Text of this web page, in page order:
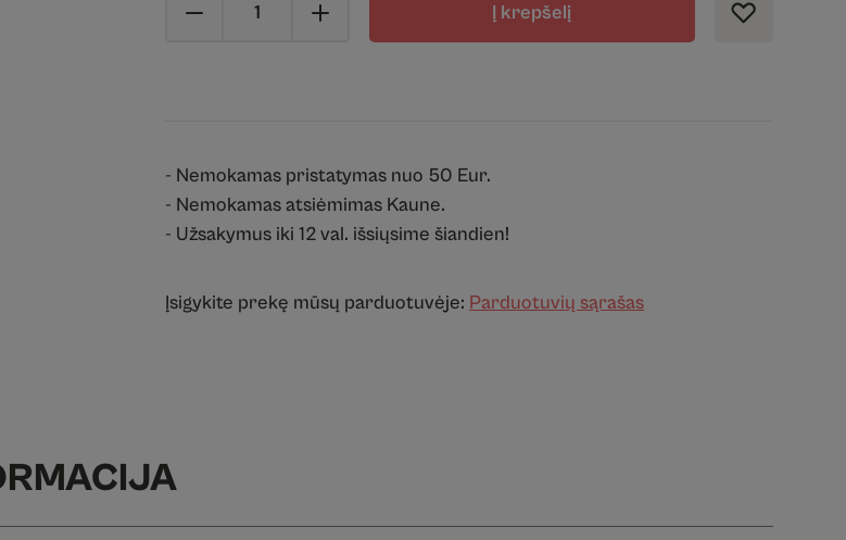
Į krepšelį
- Nemokamas pristatymas nuo 50 Eur.
- Nemokamas atsiėmimas Kaune.
- Užsakymus iki 12 val. išsiųsime šiandien!
Įsigykite prekę mūsų parduotuvėje: Parduotuvių sąrašas